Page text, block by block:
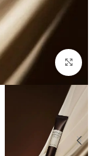
بزرگنمایی تصویر